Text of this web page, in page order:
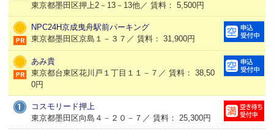
東京都墨田区押上2－13－13他／ 賃料： 5,500円
NPC24H京成曳舟駅前パーキング
東京都墨田区京島１－３７／ 賃料： 31,900円
あみ貴
東京都台東区花川戸１丁目１１－７／ 賃料： 38,50
0円
コスモリード押上
東京都墨田区向島４－２０－７／ 賃料： 25,300円